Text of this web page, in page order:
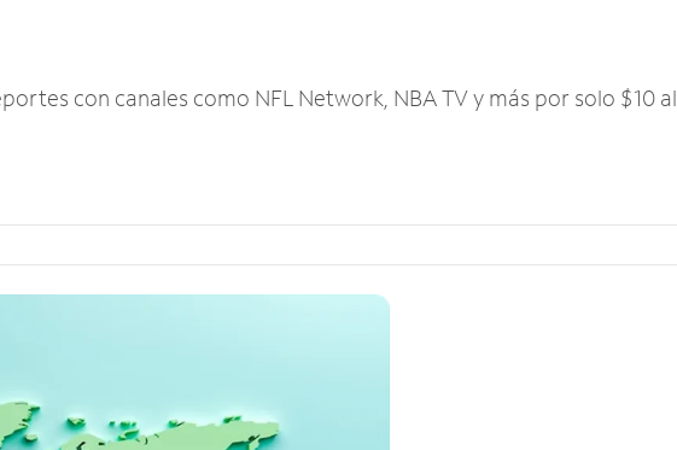
con canales como NFL Network, NBA TV y más por solo $10 al